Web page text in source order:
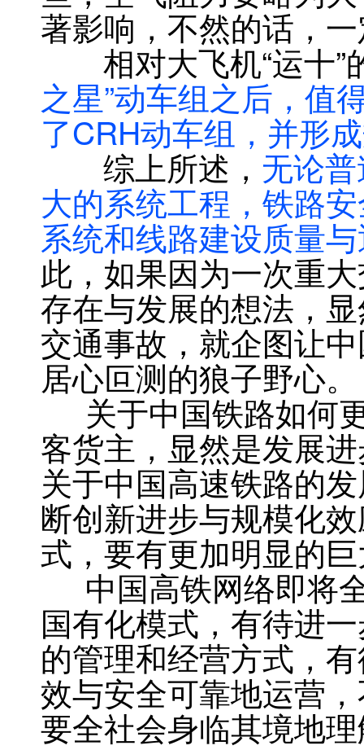
著影响，不然的话，
相对大飞机“运十”
之星”动车组之后，值
了CRH动车组，并形
综上所述， 无论
大的系统工程，铁路
系统和线路建设质量
此，如果因为一次重
存在与发展的想法，
交通事故，就企图让
居心叵测的狼子野心。
关于中国铁路如何
客货主，显然是发展
关于中国高速铁路的
断创新进步与规模化
式，要有更加明显的
中国高铁网络即将
国有化模式，有待进
的管理和经营方式，
效与安全可靠地运营
要全社会身临其境地